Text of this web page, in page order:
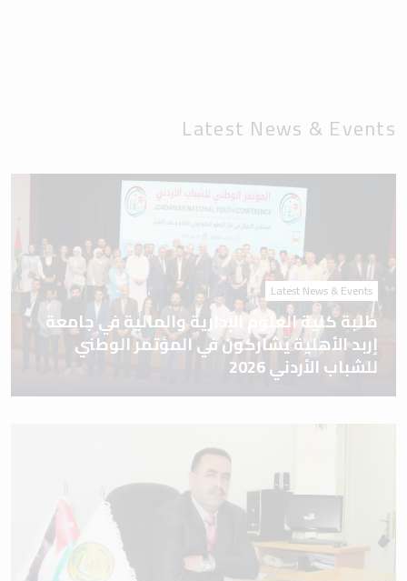
Latest News & Events
Latest News & Events
طلبة كلية العلوم الإدارية والمالية في جامعة
إربد الأهلية يشاركون في المؤتمر الوطني
للشباب الأردني 2026